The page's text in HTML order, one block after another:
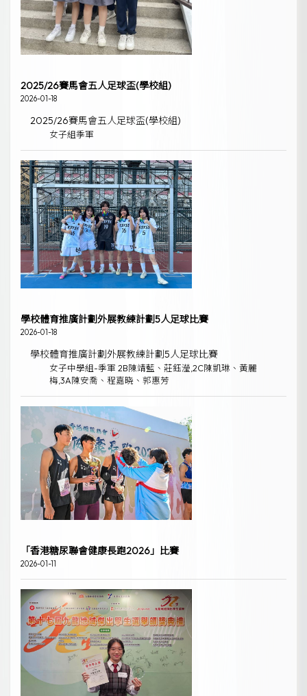
2025/26賽馬會五人足球盃(學校組)
2026-01-18
2025/26賽馬會五人足球盃(學校組)
女子組季軍
學校體育推廣計劃外展教練計劃5人足球比賽
2026-01-18
學校體育推廣計劃外展教練計劃5人足球比賽
女子中學組-季軍 2B陳靖藍、莊鈺瀅,2C陳凱琳、黃麗
梅,3A陳安喬、程嘉晓、郭惠芳
「香港糖尿聯會健康長跑2026」比賽
2026-01-11